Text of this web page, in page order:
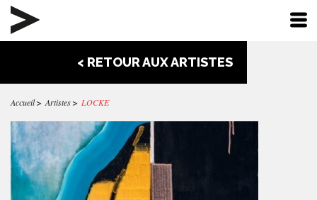
< RETOUR AUX ARTISTES
Accueil Artistes LOCKE